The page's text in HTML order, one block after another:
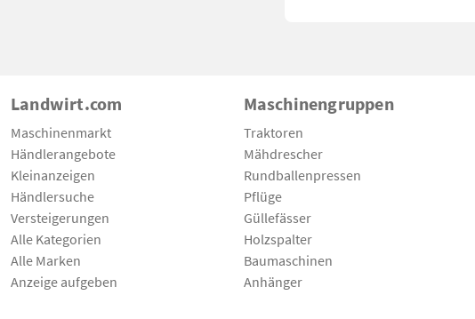
Landwirt.com
Maschinenmarkt
Händlerangebote
Kleinanzeigen
Händlersuche
Versteigerungen
Alle Kategorien
Alle Marken
Anzeige aufgeben
Maschinengruppen
Traktoren
Mähdrescher
Rundballenpressen
Pflüge
Güllefässer
Holzspalter
Baumaschinen
Anhänger